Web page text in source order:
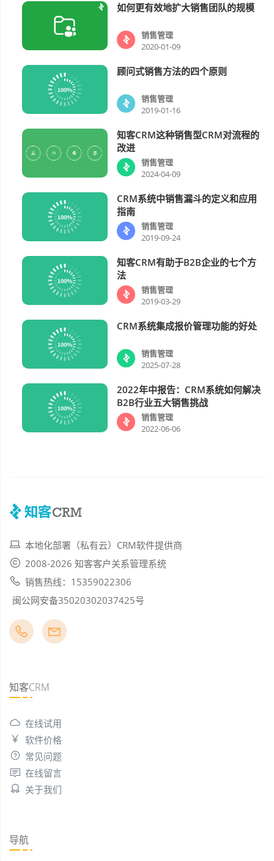
如何更有效地扩大销售团队的规模
销售管理
2020-01-09
顾问式销售方法的四个原则
销售管理
2019-01-16
知客CRM这种销售型CRM对流程的
改进
销售管理
2024-04-09
CRM系统中销售漏斗的定义和应用
指南
销售管理
2019-09-24
知客CRM有助于B2B企业的七个方
法
销售管理
2019-03-29
CRM系统集成报价管理功能的好处
销售管理
2025-07-28
2022年中报告：CRM系统如何解决
B2B行业五大销售挑战
销售管理
2022-06-06
本地化部署（私有云）CRM软件提供商
2008-2026 知客客户关系管理系统
销售热线：15359022306
闽公网安备35020302037425号
知客CRM
在线试用
软件价格
常见问题
在线留言
关于我们
导航